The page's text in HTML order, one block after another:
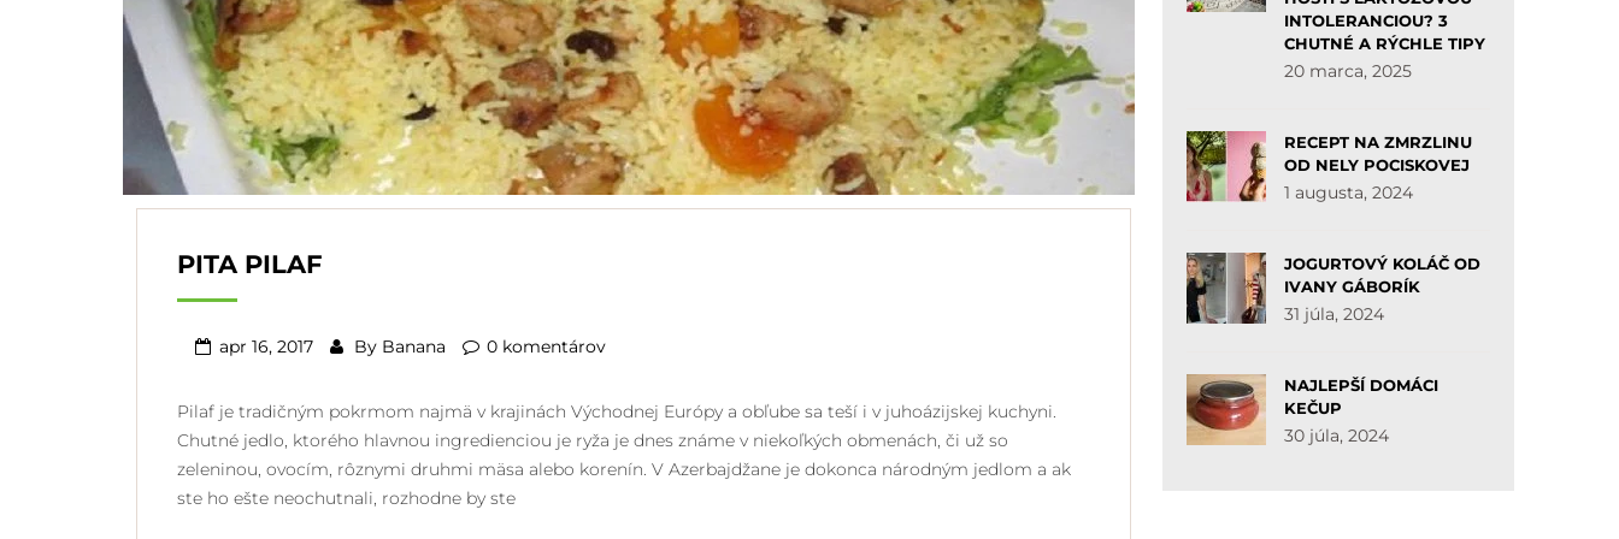
PITA PILAF
apr 16, 2017 By Banana 0 komentárov
Pilaf je tradičným pokrmom najmä v krajinách Východnej Európy a obľube sa teší i v juhoázijskej kuchyni.
Chutné jedlo, ktorého hlavnou ingredienciou je ryža je dnes známe v niekoľkých obmenách, či už so
zeleninou, ovocím, rôznymi druhmi mäsa alebo korenín. V Azerbajdžane je dokonca národným jedlom a ak
ste ho ešte neochutnali, rozhodne by ste
INTOLERANCIOU? 3
CHUTNÉ A RÝCHLE TIPY
20 marca, 2025
RECEPT NA ZMRZLINU
OD NELY POCISKOVEJ
1 augusta, 2024
JOGURTOVÝ KOLÁČ OD
IVANY GÁBORÍK
31 júla, 2024
NAJLEPŠÍ DOMÁCI
KEČUP
30 júla, 2024